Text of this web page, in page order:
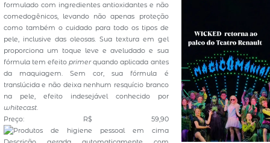
formulado com ingredientes antioxidantes e não
comedogênicos, levando não apenas proteção
como também o cuidado para todo os tipos de
pele, inclusive das oleosas. Sua textura em gel
proporciona um toque leve e aveludado e sua
fórmula tem efeitoprimerquando aplicada antes
da maquiagem. Sem cor, sua fórmula é
translúcida e não deixa nenhum resquício branco
na pele, efeito indesejável conhecido por
whitecast.
Preço: R$ 59,90